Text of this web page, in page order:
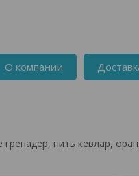
О компании
гренадер, нить кевлар,